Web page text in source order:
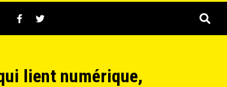
lient numérique,